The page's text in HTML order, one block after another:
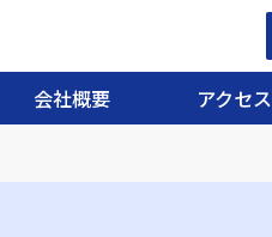
会社概要 アクセ